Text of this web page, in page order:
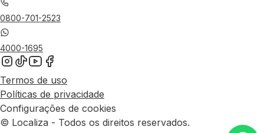
0800-701-2523
4000-1695
Termos de uso
Políticas de privacidade
Configurações de cookies
© Localiza - Todos os direitos reservados.